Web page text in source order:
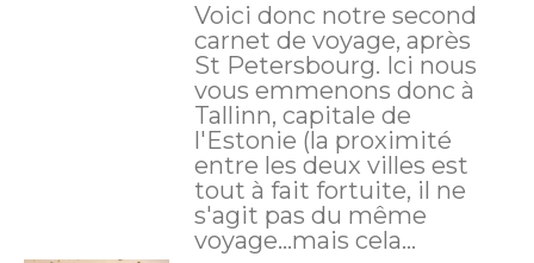
Voici donc notre second
carnet de voyage, après
St Petersbourg. Ici nous
vous emmenons donc à
Tallinn, capitale de
l'Estonie (la proximité
entre les deux villes est
tout à fait fortuite, il ne
s'agit pas du même
voyage...mais cela...